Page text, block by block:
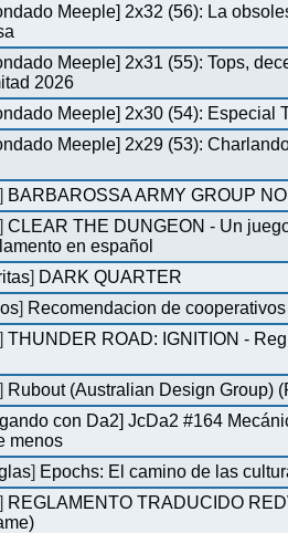
Meeple] 2x32 (56): La
Meeple] 2x31 (55): Tops,
2026
Meeple] 2x30 (54): Especial
Meeple] 2x29 (53):
] BARBAROSSA ARMY GROUP
]CLEAR THE DUNGEON - Un
en español
] DARK QUARTER
] Recomendacion de
]THUNDER ROAD: IGNITION -
] Rubout (Australian Design Group)
con Da2] JcDa2 #164
menos
] Epochs: El camino de las
] REGLAMENTO TRADUCIDO